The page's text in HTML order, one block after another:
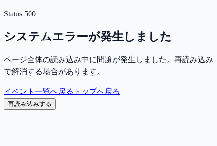
Status 500
システムエラーが発生しました
ページ全体の読み込み中に問題が発生しました。再読み込み
で解消する場合があります。
イベント一覧へ戻る トップへ戻る
再読み込みする